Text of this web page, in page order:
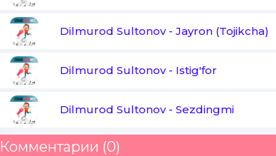
Dilmurod Sultonov- Jayron (Tojikcha)
Dilmurod Sultonov- Istig'for
Dilmurod Sultonov- Sezdingmi
Комментарии (0)